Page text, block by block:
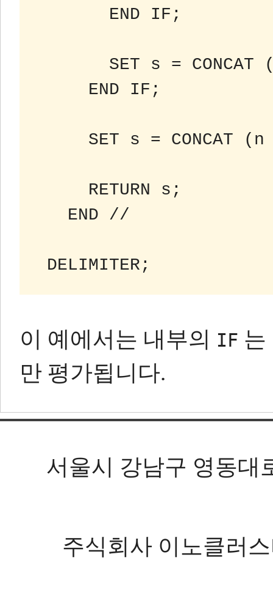
END IF;
SET s =
END IF;
SET s =
RETURN s;
END //
DELIMITER;
이 예에서는 내부의 IF 는
만 평가됩니다.
서울시 강남구 영동대
주식회사 이노클러